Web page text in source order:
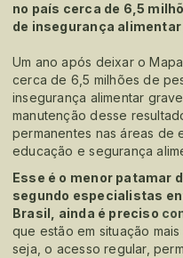
no país cerca de 6,5
de insegurança alimentar
Um ano após deixar o
cerca de 6,5 milhões de
insegurança alimentar
manutenção desse
permanentes nas áreas de
educação e segurança
Esse é o menor patamar
segundo especialistas
Brasil, ainda é preciso
que estão em situação
seja, o acesso regular,